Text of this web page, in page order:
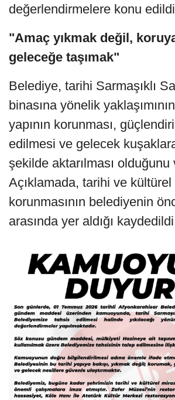
değerlendirmelere konu
"Amaç yıkmak değil,
geleceğe taşımak"
Belediye, tarihi Sarmaşıklı
binasına yönelik
yapının korunması,
edilmesi ve gelecek
şekilde aktarılması olduğunu
Açıklamada, tarihi ve kültürel
korunmasının belediyenin
arasında yer aldığı